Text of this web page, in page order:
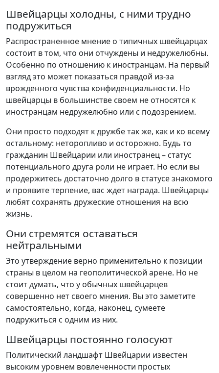
Швейцарцы холодны, с ними трудно
подружиться
Распространенное мнение о типичных швейцарцах
состоит в том, что они отчуждены и недружелюбны.
Особенно по отношению к иностранцам. На первый
взгляд это может показаться правдой из-за
врожденного чувства конфиденциальности. Но
швейцарцы в большинстве своем не относятся к
иностранцам недружелюбно или с подозрением.
Они просто подходят к дружбе так же, как и ко всему
остальному: неторопливо и осторожно. Будь то
гражданин Швейцарии или иностранец – статус
потенциального друга роли не играет. Но если вы
продержитесь достаточно долго в статусе знакомого
и проявите терпение, вас ждет награда. Швейцарцы
любят сохранять дружеские отношения на всю
жизнь.
Они стремятся оставаться
нейтральными
Это утверждение верно применительно к позиции
страны в целом на геополитической арене. Но не
стоит думать, что у обычных швейцарцев
совершенно нет своего мнения. Вы это заметите
самостоятельно, когда, наконец, сумеете
подружиться с одним из них.
Швейцарцы постоянно голосуют
Политический ландшафт Швейцарии известен
высоким уровнем вовлеченности простых